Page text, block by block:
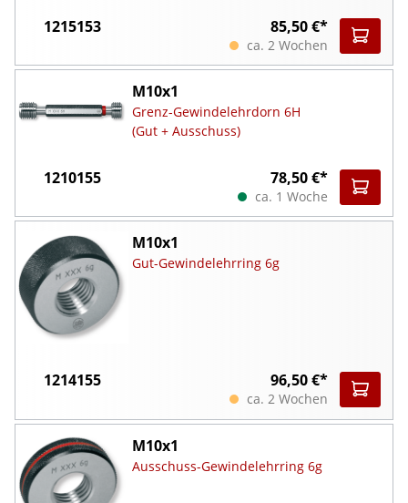
1215153 85,50 €*
ca. 2 Wochen
M10x1
Grenz-Gewindelehrdorn 6H
(Gut + Ausschuss)
1210155 78,50 €*
ca. 1 Woche
M10x1
Gut-Gewindelehrring 6g
1214155 96,50 €*
ca. 2 Wochen
M10x1
Ausschuss-Gewindelehrring 6g